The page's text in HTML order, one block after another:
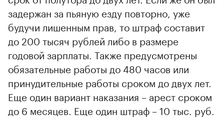
задержан за пьяную езду повторно, уже
будучи лишенным прав, то штраф составит
до 200 тысяч рублей либо в размере
годовой зарплаты. Также предусмотрены
обязательные работы до 480 часов или
принудительные работы сроком до двух лет.
Еще один вариант наказания – арест сроком
до 6 месяцев. Еще один штраф – 10 тыс. руб.